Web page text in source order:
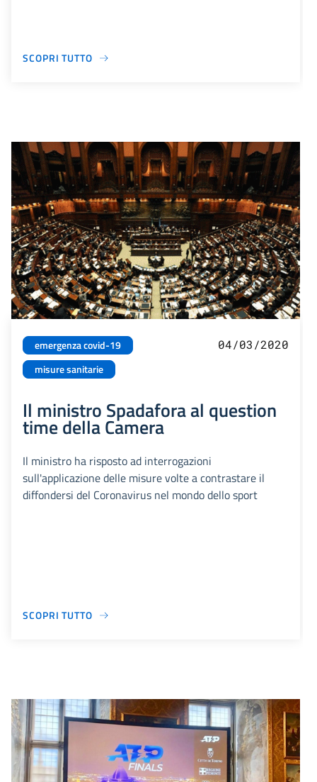
SCOPRI TUTTO
emergenza covid-19
misure sanitarie
04/03/2020
Il ministro Spadafora al question
time della Camera
Il ministro ha risposto ad interrogazioni
sull'applicazione delle misure volte a contrastare il
diffondersi del Coronavirus nel mondo dello sport
SCOPRI TUTTO